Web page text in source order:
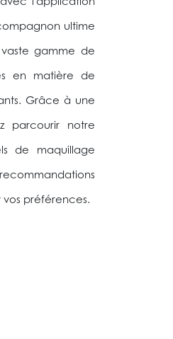
l'application
ultime
gamme de
en matière de
Grâce à une
parcourir notre
de maquillage
vos préférences.